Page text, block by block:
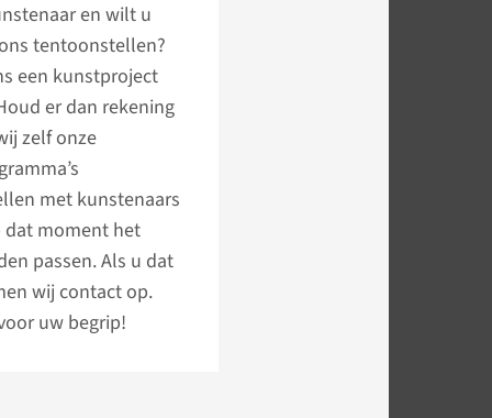
en wilt u
tentoonstellen?
een kunstproject
er dan rekening
zelf onze
met kunstenaars
dat moment het
passen. Als u dat
wij contact op.
uw begrip!